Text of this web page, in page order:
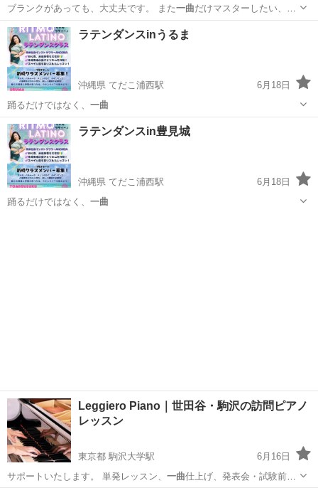
ブランクがあっても、大丈夫です。 また一曲だけマスターしたい、音
楽会で伴奏がした…
大阪 門真市 大和田駅 ピアノ
ラテンダンスinうるま
沖縄県 てだこ浦西駅
6月18日
踊るだけではなく、 一曲
沖縄 豊見城市 てだこ浦西駅 ラテンダンス
ラテンダンスin豊見城
沖縄県 てだこ浦西駅
6月18日
踊るだけではなく、 一曲
Leggiero Piano｜世田谷・駒沢の訪問ピアノ
レッスン
東京都 駒沢大学駅
6月16日
サポートいたします。 単発レッスン、 一曲仕上げ、発表会・試験前の